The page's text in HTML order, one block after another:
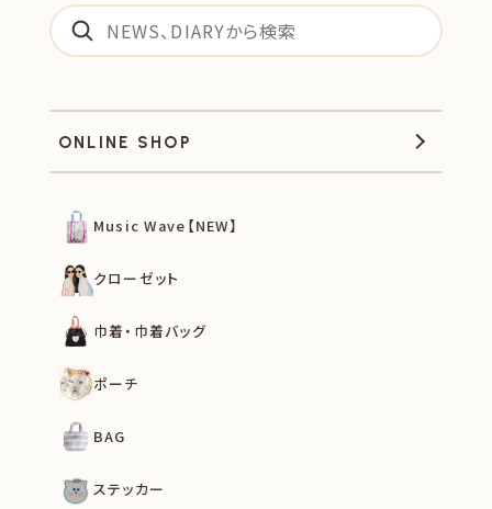
ONLINE SHOP
Music Wave【NEW】
クローゼット
巾着・巾着バッグ
ポーチ
BAG
ステッカー